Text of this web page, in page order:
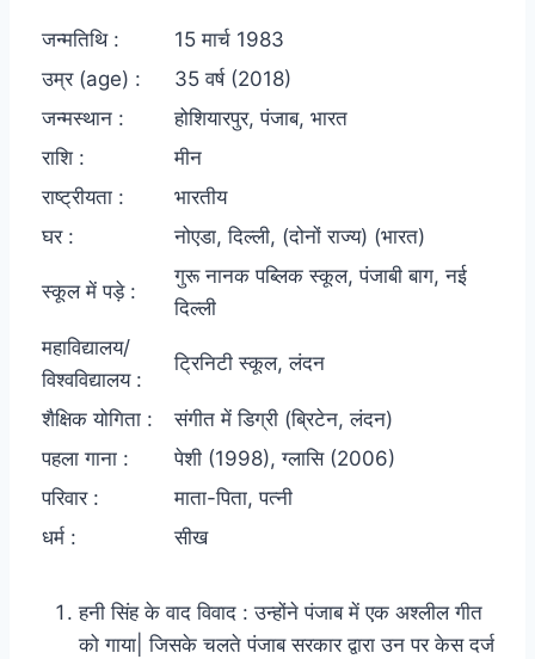
जन्मतिथि :
15 मार्च 1983
उम्र (age) :
35 वर्ष (2018)
जन्मस्थान :
होशियारपुर, पंजाब, भारत
राशि :
मीन
राष्ट्रीयता :
भारतीय
घर :
नोएडा, दिल्ली, (दोनों राज्य) (भारत)
स्कूल में पड़े :
गुरू नानक पब्लिक स्कूल, पंजाबी बाग, नई
दिल्ली
महाविद्यालय/
विश्वविद्यालय :
ट्रिनिटी स्कूल, लंदन
शैक्षिक योगिता :
संगीत में डिग्री (ब्रिटेन, लंदन)
पहला गाना :
पेशी (1998), ग्लासि (2006)
परिवार :
माता-पिता, पत्नी
धर्म :
सीख
हनी सिंह के वाद विवाद : उन्होंने पंजाब में एक अश्लील गीत
को गाया| जिसके चलते पंजाब सरकार द्वारा उन पर केस दर्ज